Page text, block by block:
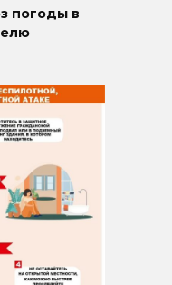
погоды в